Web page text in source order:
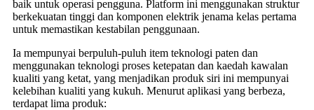
baik untuk operasi pengguna. Platform ini menggunakan struktur
berkekuatan tinggi dan komponen elektrik jenama kelas pertama
untuk memastikan kestabilan penggunaan.
Ia mempunyai berpuluh-puluh item teknologi paten dan
menggunakan teknologi proses ketepatan dan kaedah kawalan
kualiti yang ketat, yang menjadikan produk siri ini mempunyai
kelebihan kualiti yang kukuh. Menurut aplikasi yang berbeza,
terdapat lima produk: